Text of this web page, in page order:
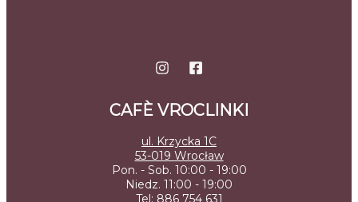
CAFÈ VROCLINKI
ul. Krzycka 1C
53-019 Wrocław
Pon. - Sob. 10:00 - 19:00
Niedz. 11:00 - 19:00
Tel: 886 754 631